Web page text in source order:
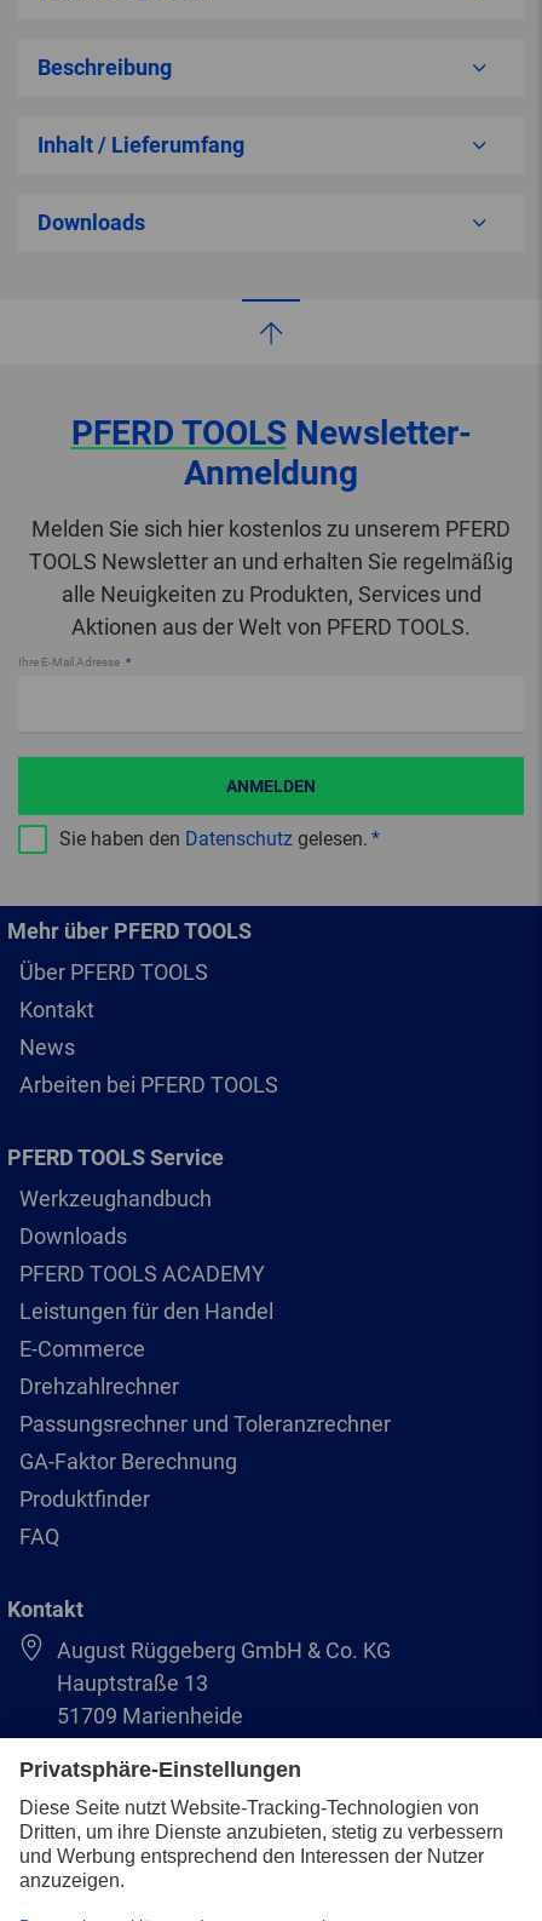
Beschreibung
Inhalt / Lieferumfang
Downloads
PFERD TOOLSNewsletter-
Anmeldung
Melden Sie sich hier kostenlos zu unserem PFERD
TOOLS Newsletter an und erhalten Sie regelmäßig
alle Neuigkeiten zu Produkten, Services und
Aktionen aus der Welt von PFERD TOOLS.
Ihre E-Mail Adresse
Sie haben den Datenschutz gelesen.
ANMELDEN
Mehr über PFERD TOOLS
Über PFERD TOOLS
Kontakt
News
Arbeiten bei PFERD TOOLS
PFERD TOOLS Service
Werkzeughandbuch
Downloads
PFERD TOOLS ACADEMY
Leistungen für den Handel
E-Commerce
Drehzahlrechner
Passungsrechner und Toleranzrechner
GA-Faktor Berechnung
Produktfinder
FAQ
Kontakt
August Rüggeberg GmbH & Co. KG
Hauptstraße 13
51709 Marienheide
+49 2264 9-0
info@pferd.com
+49 2264 9-400